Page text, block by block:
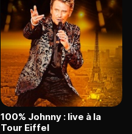
100% Johnny : live à la
Tour Eiffel